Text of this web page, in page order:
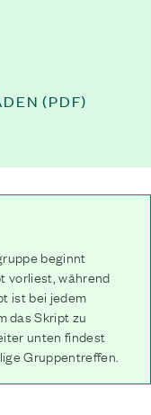
(PDF)
beginnt
vorliest, während
ist bei jedem
das Skript zu
unten findest
Gruppentreffen.